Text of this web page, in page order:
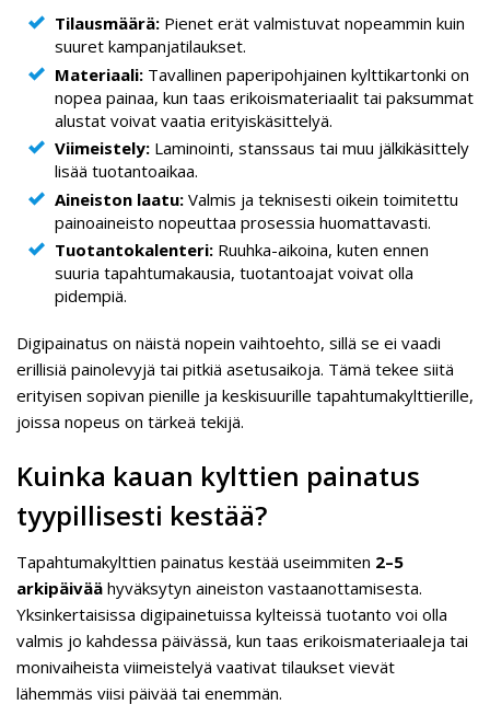
Tilausmäärä:Pienet erät valmistuvat nopeammin kuin
suuret kampanjatilaukset.
Materiaali:Tavallinen paperipohjainen kylttikartonki on
nopea painaa, kun taas erikoismateriaalit tai paksummat
alustat voivat vaatia erityiskäsittelyä.
Viimeistely:Laminointi, stanssaus tai muu jälkikäsittely
lisää tuotantoaikaa.
Aineiston laatu:Valmis ja teknisesti oikein toimitettu
painoaineisto nopeuttaa prosessia huomattavasti.
Tuotantokalenteri:Ruuhka-aikoina, kuten ennen
suuria tapahtumakausia, tuotantoajat voivat olla
pidempiä.
Digipainatus on näistä nopein vaihtoehto, sillä se ei vaadi
erillisiä painolevyjä tai pitkiä asetusaikoja. Tämä tekee siitä
erityisen sopivan pienille ja keskisuurille tapahtumakylttierille,
joissa nopeus on tärkeä tekijä.
Kuinka kauan kylttien painatus
tyypillisesti kestää?
Tapahtumakylttien painatus kestää useimmiten 2–5
arkipäivää hyväksytyn aineiston vastaanottamisesta.
Yksinkertaisissa digipainetuissa kylteissä tuotanto voi olla
valmis jo kahdessa päivässä, kun taas erikoismateriaaleja tai
monivaiheista viimeistelyä vaativat tilaukset vievät
lähemmäs viisi päivää tai enemmän.